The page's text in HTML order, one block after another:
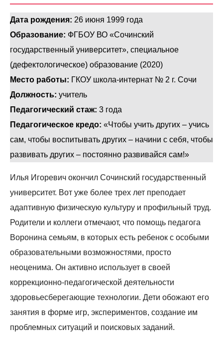
Дата рождения: 26 июня 1999 года
Образование: ФГБОУ ВО «Сочинский
государственный университет», специальное
(дефектологическое) образование (2020)
Место работы: ГКОУ школа-интернат № 2 г. Сочи
Должность: учитель
Педагогический стаж: 3 года
Педагогическое кредо: «Чтобы учить других – учись
сам, чтобы воспитывать других – начини с себя, чтобы
развивать других – постоянно развивайся сам!»
Илья Игоревич окончил Сочинский государственный
университет. Вот уже более трех лет преподает
адаптивную физическую культуру и профильный труд.
Родители и коллеги отмечают, что помощь педагога
Воронина семьям, в которых есть ребенок с особыми
образовательными возможностями, просто
неоценима. Он активно использует в своей
коррекционно-педагогической деятельности
здоровьесберегающие технологии. Дети обожают его
занятия в форме игр, экспериментов, создание им
проблемных ситуаций и поисковых заданий.